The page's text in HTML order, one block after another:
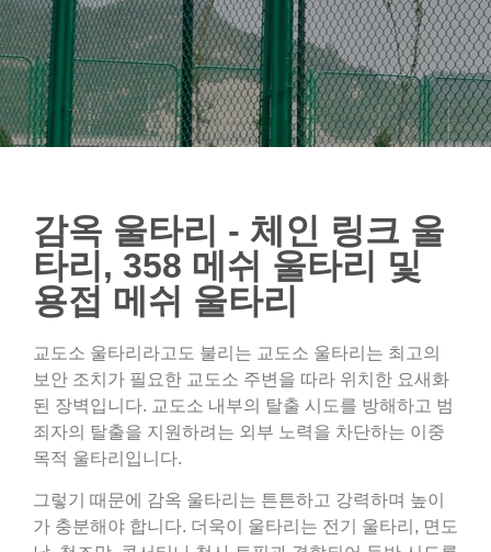
감옥 울타리 - 체인 링크 울
타리, 358 메쉬 울타리 및
용접 메쉬 울타리
교도소 울타리라고도 불리는 교도소 울타리는 최고의
보안 조치가 필요한 교도소 주변을 따라 위치한 요새화
된 장벽입니다. 교도소 내부의 탈출 시도를 방해하고 범
죄자의 탈출을 지원하려는 외부 노력을 차단하는 이중
목적 울타리입니다.
그렇기 때문에 감옥 울타리는 튼튼하고 강력하며 높이
가 충분해야 합니다. 더욱이 울타리는 전기 울타리, 면도